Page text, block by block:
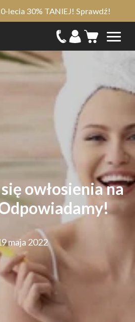
lecia 30% TANIEJ! Sprawdź!
owłosienia na
maja 2022